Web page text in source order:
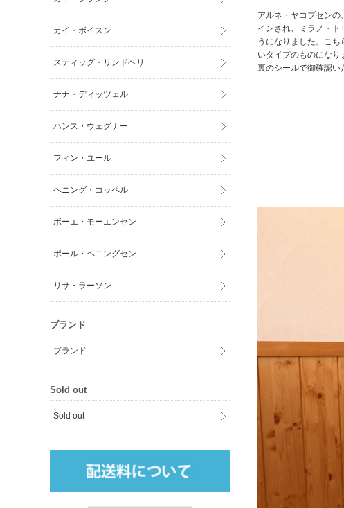
アルネ・ヤコブセン
インされ、ミラノ・ト
うになりました。こ
いタイプのものにな
裏のシールで御確認い
カイ・ボイスン
スティッグ・リンドベリ
ナナ・ディッツェル
ハンス・ウェグナー
フィン・ユール
ヘニング・コッペル
ボーエ・モーエンセン
ポール・ヘニングセン
リサ・ラーソン
ブランド
ブランド
Sold out
Sold out